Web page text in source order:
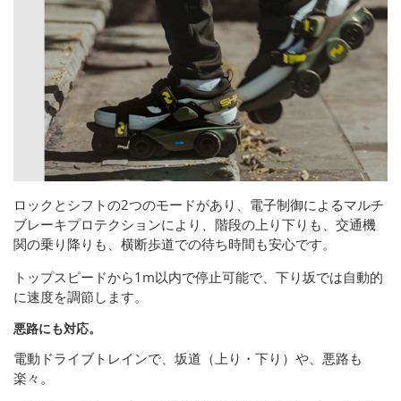
ロックとシフトの2つのモードがあり、電子制御によるマルチ
ブレーキプロテクションにより、階段の上り下りも、交通機
関の乗り降りも、横断歩道での待ち時間も安心です。
トップスピードから1m以内で停止可能で、下り坂では自動的
に速度を調節します。
悪路にも対応。
電動ドライブトレインで、坂道（上り・下り）や、悪路も
楽々。